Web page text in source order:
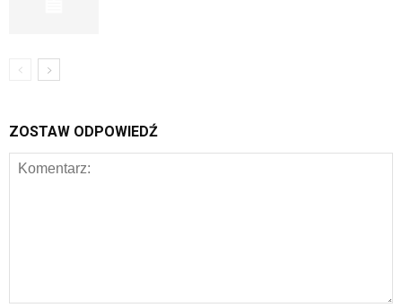
ZOSTAW ODPOWIEDŹ